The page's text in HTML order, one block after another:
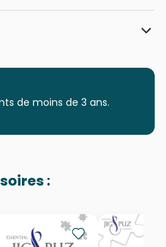
Eurographics
Puzzles - Campagne
Puzzle pour Adultes (500 à
Puzzles fabriqués en France
628136658669
de moins de 3 ans.
: